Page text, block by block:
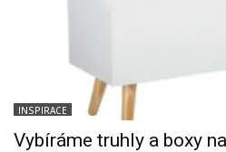
INSPIRACE
Vybíráme truhly a boxy